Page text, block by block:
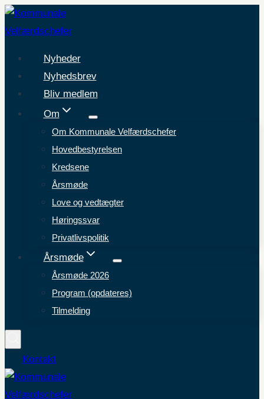
Fortsæt
til
Nyheder
Nyhedsbrev
Bliv medlem
Om
Om Kommunale Velfærdschefer
Hovedbestyrelsen
Kredsene
Årsmøde
Love og vedtægter
Høringssvar
Privatlivspolitik
Årsmøde
Årsmøde 2026
Program (opdateres)
Tilmelding
Kontakt